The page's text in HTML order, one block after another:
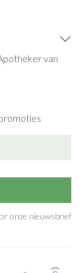
van
onze nieuwsbrief